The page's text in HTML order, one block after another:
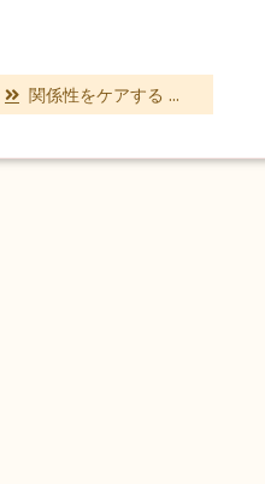
関係性をケアする ...